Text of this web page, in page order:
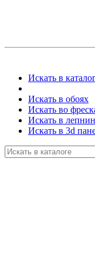
Искать в
Искать в обоях
Искать во
Искать в
Искать в 3d